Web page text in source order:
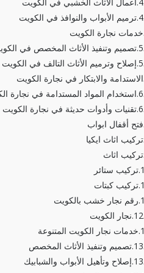
ترميم الأبواب والنوافذ في الكويت
خدمات نجارة الكويت
تصميم وتنفيذ الأثاث المخصص في
إصلاح وترميم الأثاث التالف في الكويت
الاستدامة والابتكار في نجارة الكويت
استخدام المواد المستدامة في نجارة
تقنيات وأدوات حديثة في نجارة الكويت
فتح أقفال ابواب
تركيب اثاث ايكيا
تركيب اثاث
تركيب ستائر
تركيب كبتات
رقم نجار خشب بالكويت
نجار الكويت
خدمات نجار الكويت المتنوعة
تصميم وتنفيذ الأثاث المخصص
إصلاح وتأهيل الأبواب والشبابيك